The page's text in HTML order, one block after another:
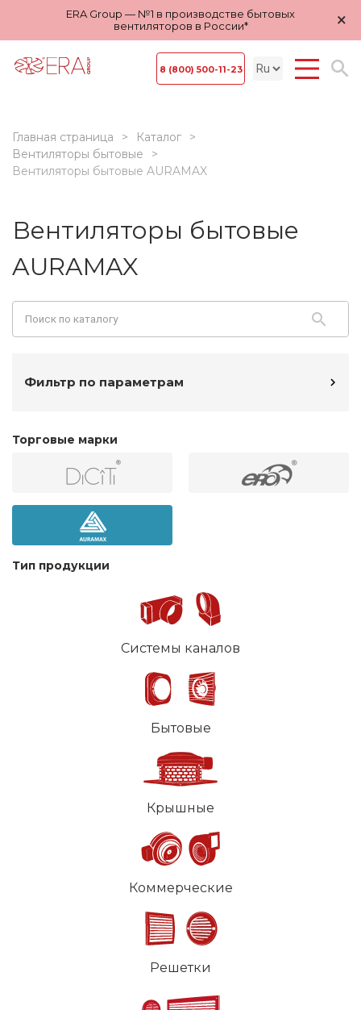
ERA Group — №1 в производстве бытовых
вентиляторов в России*
×
8 (800) 500-11-23
Главная страница
Каталог
Вентиляторы бытовые
Вентиляторы бытовые AURAMAX
Вентиляторы бытовые
AURAMAX
Фильтр по параметрам
Торговые марки
Тип продукции
Системы каналов
Бытовые
Крышные
Коммерческие
Решетки